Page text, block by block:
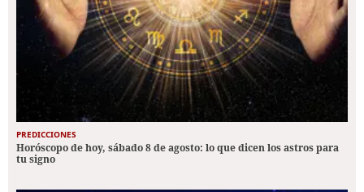
PREDICCIONES
Horóscopo de hoy, sábado 8 de agosto: lo que dicen los astros para
tu signo